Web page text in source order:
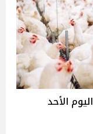
قائمة بأسعار الدواجن في الأسواق‎‎ اليوم الأحد